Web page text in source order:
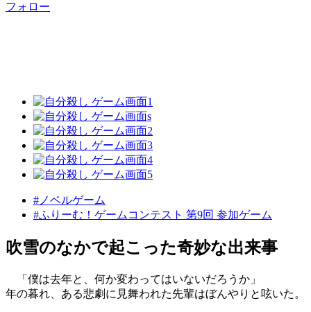
フォロー
#ノベルゲーム
#ふりーむ！ゲームコンテスト 第9回 参加ゲーム
吹雪のなかで起こった奇妙な出来事
「僕は去年と、何か変わってはいないだろうか」
年の暮れ、ある悲劇に見舞われた先輩はぼんやりと呟いた。